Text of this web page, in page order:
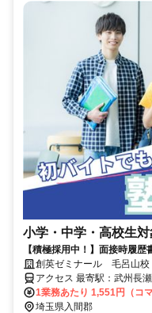
小学・中学・高校生
【積極採用中！】面接時履
創英ゼミナール 毛呂山校
アクセス 最寄駅：武州長
1業務あたり 1,551円（コマ
埼玉県入間郡